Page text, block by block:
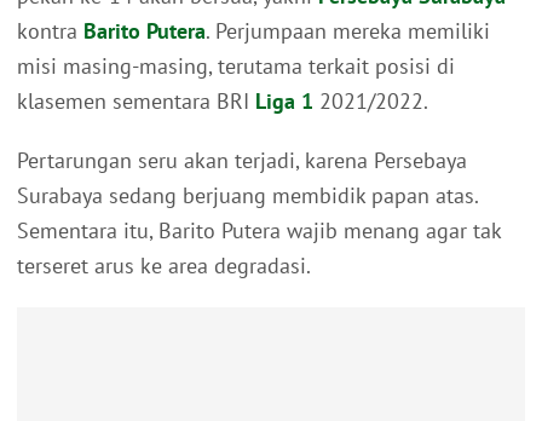
kontra Barito Putera. Perjumpaan mereka memiliki
misi masing-masing, terutama terkait posisi di
klasemen sementara BRI Liga 1 2021/2022.
Pertarungan seru akan terjadi, karena Persebaya
Surabaya sedang berjuang membidik papan atas.
Sementara itu, Barito Putera wajib menang agar tak
terseret arus ke area degradasi.